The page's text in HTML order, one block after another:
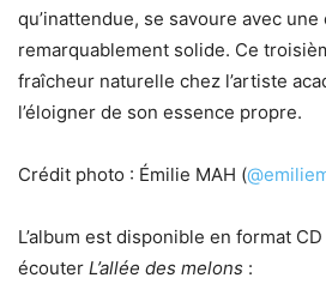
qu’inattendue, se savoure avec
remarquablement solide. Ce
fraîcheur naturelle chez l’artiste
l’éloigner de son essence propre.
Crédit photo : Émilie MAH (
L’album est disponible en format
écouter L’allée des melons :